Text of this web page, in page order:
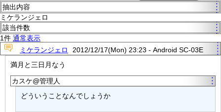
抽出内容
ミケランジェロ
該当件数
1件 通常表示
ミケランジェロ
2012/12/17(Mon) 23:23 - Android SC-03E
満月と三日月なう
カスケ@管理人
どういうことなんでしょうか